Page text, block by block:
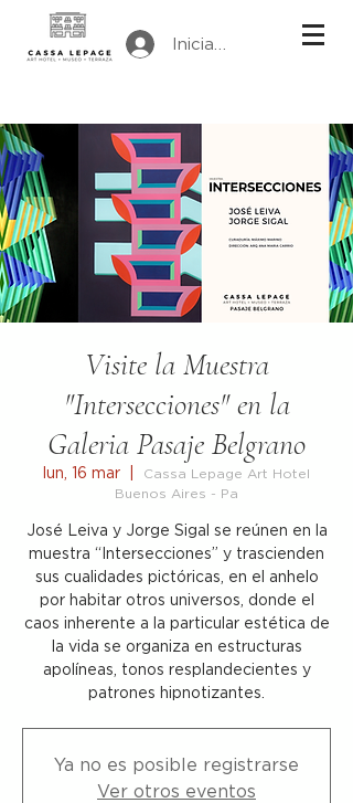
Iniciar sesión
Visite la Muestra
"Intersecciones" en la
Galeria Pasaje Belgrano
lun, 16 mar
Cassa Lepage Art Hotel
Buenos Aires - Pa
José Leiva y Jorge Sigal se reúnen en la
muestra “Intersecciones” y trascienden
sus cualidades pictóricas, en el anhelo
por habitar otros universos, donde el
caos inherente a la particular estética de
la vida se organiza en estructuras
apolíneas, tonos resplandecientes y
patrones hipnotizantes.
Ya no es posible registrarse
Ver otros eventos